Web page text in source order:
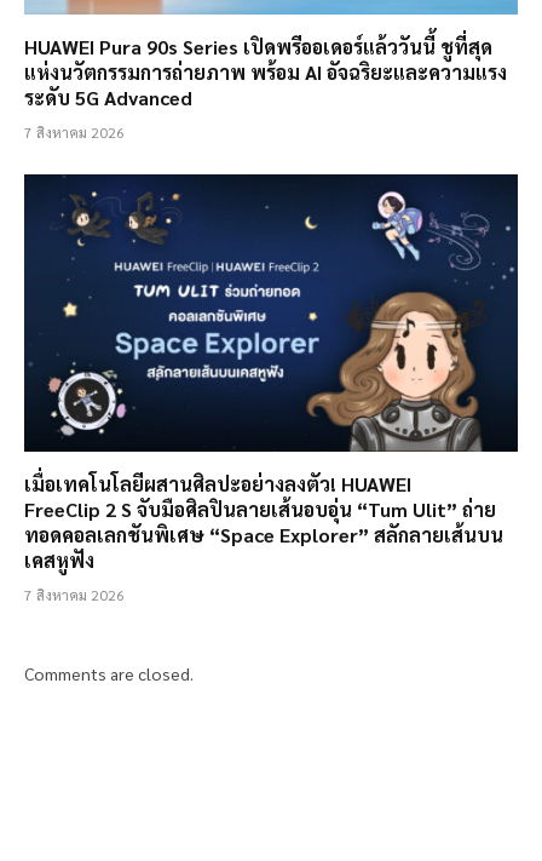
HUAWEI Pura 90s Series เปิดพรีออเดอร์แล้ววันนี้ ชูที่สุด
แห่งนวัตกรรมการถ่ายภาพ พร้อม AI อัจฉริยะและความแรง
ระดับ 5G Advanced
7 สิงหาคม 2026
เมื่อเทคโนโลยีผสานศิลปะอย่างลงตัว! HUAWEI
FreeClip 2 S จับมือศิลปินลายเส้นอบอุ่น “Tum Ulit” ถ่าย
ทอดคอลเลกชันพิเศษ “Space Explorer” สลักลายเส้นบน
เคสหูฟัง
7 สิงหาคม 2026
Comments are closed.